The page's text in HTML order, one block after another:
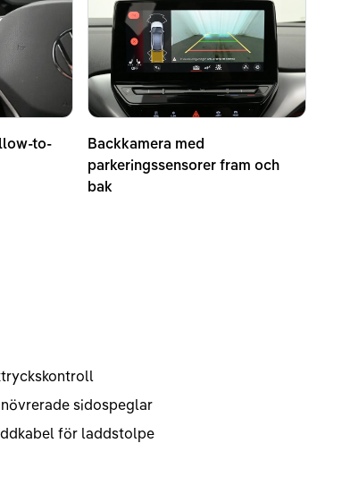
to-
Backkamera med
parkeringssensorer fram och
bak
sidospeglar
för laddstolpe